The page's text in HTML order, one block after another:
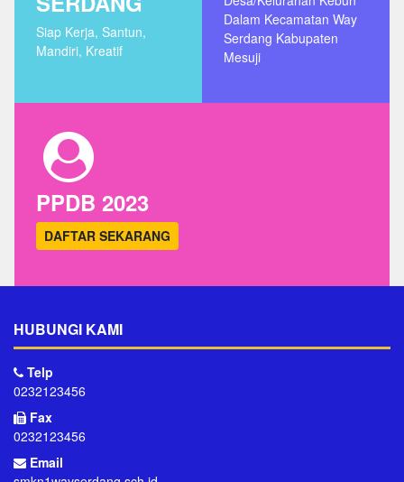
Siap Kerja, Santun,
Mandiri, Kreatif
Dalam Kecamatan Way
Serdang Kabupaten
Mesuji
PPDB 2023
DAFTAR SEKARANG
HUBUNGI KAMI
Telp
0232123456
Fax
0232123456
Email